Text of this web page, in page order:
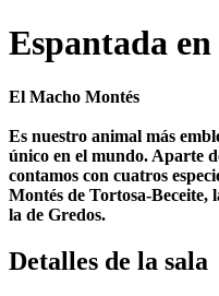
Espantada
El Macho Montés
Es nuestro animal más
único en el mundo. Aparte
contamos con cuatros
Montés de Tortosa-Beceite,
la de Gredos.
Detalles de la sala